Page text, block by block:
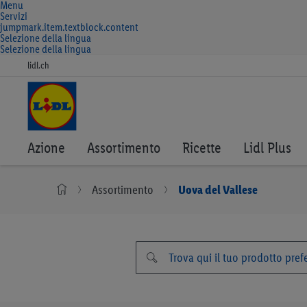
Vai
direttamente
a
Menu
Servizi
jumpmark.item.textblock.content
Selezione della lingua
Selezione della lingua
lidl.ch
Azione Assortimento Ricette Lidl Plus
Assortimento Uova del Vallese